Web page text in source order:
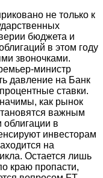
не только к
бюджета и
в этом году
звоночками.
министр
давление на Банк
ставки.
как рынок
важным
облигации в
инвесторам
на
Остается лишь
краю пропасти,